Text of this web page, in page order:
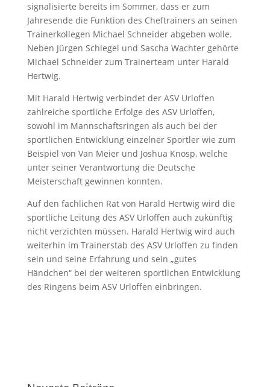
signalisierte bereits im Sommer, dass er zum
Jahresende die Funktion des Cheftrainers an seinen
Trainerkollegen Michael Schneider abgeben wolle.
Neben Jürgen Schlegel und Sascha Wachter gehörte
Michael Schneider zum Trainerteam unter Harald
Hertwig.
Mit Harald Hertwig verbindet der ASV Urloffen
zahlreiche sportliche Erfolge des ASV Urloffen,
sowohl im Mannschaftsringen als auch bei der
sportlichen Entwicklung einzelner Sportler wie zum
Beispiel von Van Meier und Joshua Knosp, welche
unter seiner Verantwortung die Deutsche
Meisterschaft gewinnen konnten.
Auf den fachlichen Rat von Harald Hertwig wird die
sportliche Leitung des ASV Urloffen auch zukünftig
nicht verzichten müssen. Harald Hertwig wird auch
weiterhin im Trainerstab des ASV Urloffen zu finden
sein und seine Erfahrung und sein „gutes
Händchen“ bei der weiteren sportlichen Entwicklung
des Ringens beim ASV Urloffen einbringen.